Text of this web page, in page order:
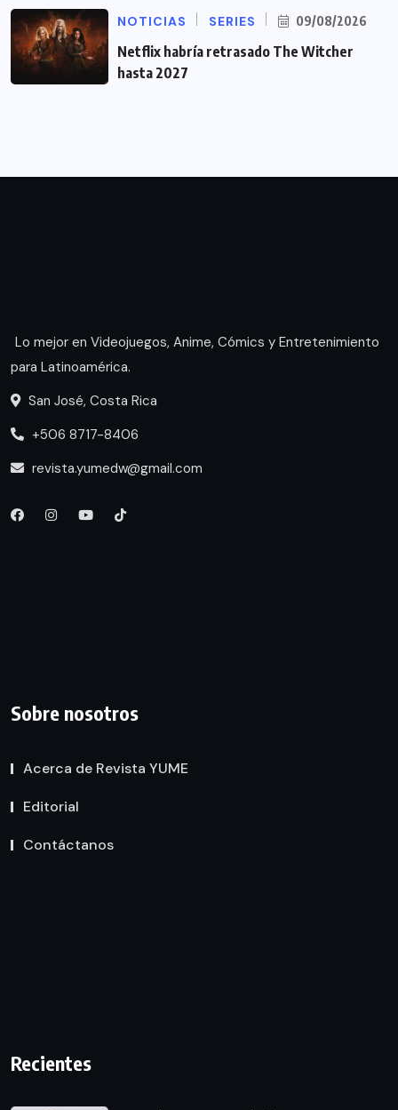
NOTICIAS SERIES 09/08/2026
Netflix habría retrasado The Witcher
hasta 2027
Lo mejor en Videojuegos, Anime, Cómics y Entretenimiento
para Latinoamérica.
San José, Costa Rica
+506 8717-8406
revista.yumedw@gmail.com
Sobre nosotros
Acerca de Revista YUME
Editorial
Contáctanos
Recientes